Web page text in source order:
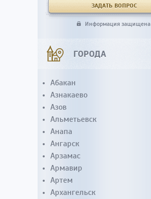
Информация защищена
ГОРОДА
Абакан
Азнакаево
Азов
Альметьевск
Анапа
Ангарск
Арзамас
Армавир
Артем
Архангельск